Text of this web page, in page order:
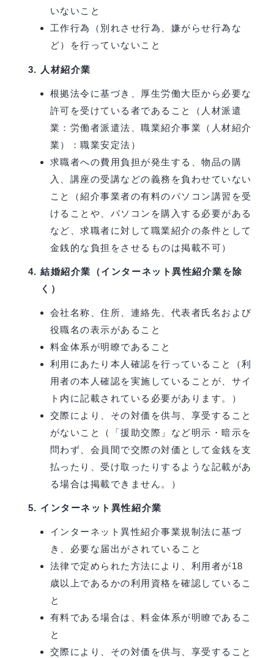
いないこと
工作行為（別れさせ行為、嫌がらせ行為な
ど）を行っていないこと
人材紹介業
根拠法令に基づき、厚生労働大臣から必要な
許可を受けている者であること（人材派遣
業：労働者派遣法、職業紹介事業（人材紹介
業）：職業安定法）
求職者への費用負担が発生する、物品の購
入、講座の受講などの義務を負わせていない
こと（紹介事業者の有料のパソコン講習を受
けることや、パソコンを購入する必要がある
など、求職者に対して職業紹介の条件として
金銭的な負担をさせるものは掲載不可）
結婚紹介業（インターネット異性紹介業を除
く）
会社名称、住所、連絡先、代表者氏名および
役職名の表示があること
料金体系が明瞭であること
利用にあたり本人確認を行っていること（利
用者の本人確認を実施していることが、サイ
ト内に記載されている必要があります。）
交際により、その対価を供与、享受すること
がないこと（「援助交際」など明示・暗示を
問わず、会員間で交際の対価として金銭を支
払ったり、受け取ったりするような記載があ
る場合は掲載できません。）
インターネット異性紹介業
インターネット異性紹介事業規制法に基づ
き、必要な届出がされていること
法律で定められた方法により、利用者が18
歳以上であるかの利用資格を確認しているこ
と
有料である場合は、料金体系が明瞭であるこ
と
交際により、その対価を供与、享受すること